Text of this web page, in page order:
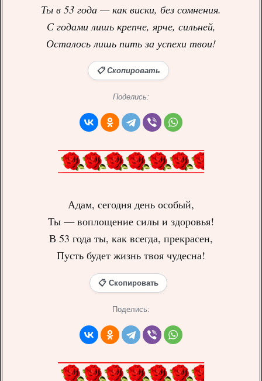
Ты в 53 года — как виски, без сомнения.
С годами лишь крепче, ярче, сильней,
Осталось лишь пить за успехи твои!
📋 Скопировать
Поделись:
Адам, сегодня день особый,
Ты — воплощение силы и здоровья!
В 53 года ты, как всегда, прекрасен,
Пусть будет жизнь твоя чудесна!
📋 Скопировать
Поделись: